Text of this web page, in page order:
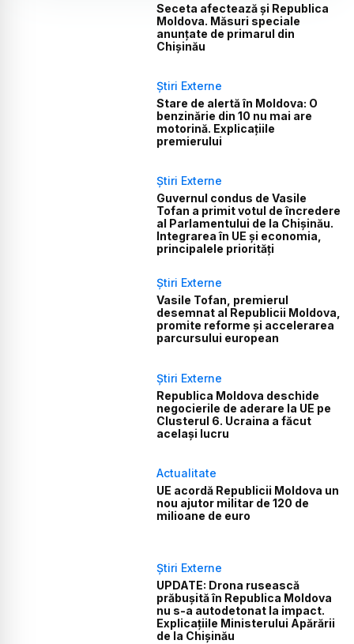
Seceta afectează și Republica
Moldova. Măsuri speciale
anunțate de primarul din
Chișinău
Știri Externe
Stare de alertă în Moldova: O
benzinărie din 10 nu mai are
motorină. Explicațiile
premierului
Știri Externe
Guvernul condus de Vasile
Tofan a primit votul de încredere
al Parlamentului de la Chișinău.
Integrarea în UE și economia,
principalele priorități
Știri Externe
Vasile Tofan, premierul
desemnat al Republicii Moldova,
promite reforme și accelerarea
parcursului european
Știri Externe
Republica Moldova deschide
negocierile de aderare la UE pe
Clusterul 6. Ucraina a făcut
același lucru
Actualitate
UE acordă Republicii Moldova un
nou ajutor militar de 120 de
milioane de euro
Știri Externe
UPDATE: Drona rusească
prăbușită în Republica Moldova
nu s-a autodetonat la impact.
Explicațiile Ministerului Apărării
de la Chișinău